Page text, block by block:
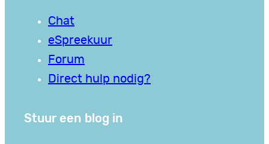
Chat
eSpreekuur
Forum
Direct hulp nodig?
Stuur een blog in